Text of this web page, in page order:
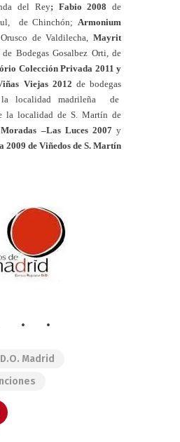
del Rey; Fabio 2008 de
de Chinchón; Armonium
de Valdilecha,Mayrit
de Bodegas Gosalbez Orti, de
Colección Privada 2011 y
Viejas 2012 de bodegas
localidad madrileña de
la localidad de S. Martín de
–Las Luces 2007y
2009 de Viñedos de S. Martín
D.O. Madrid